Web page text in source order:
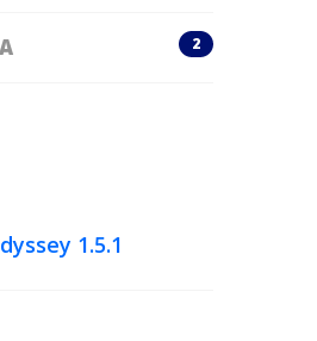
2
1.5.1